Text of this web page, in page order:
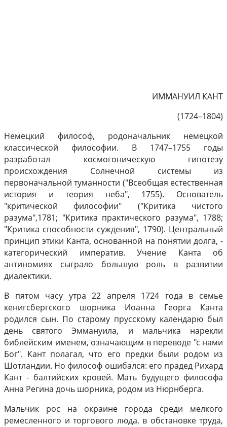
ИММАНУИЛ КАНТ
(1724–1804)
Немецкий философ, родоначальник немецкой
классической философии. В 1747–1755 годы
разработал космогоническую гипотезу
происхождения Солнечной системы из
первоначальной туманности ("Всеобщая естественная
история и теория неба", 1755). Основатель
"критической философии" ("Критика чистого
разума",1781; "Критика практического разума", 1788;
"Критика способности суждения", 1790). Центральный
принцип этики Канта, основанной на понятии долга, -
категорический императив. Учение Канта об
антиномиях сыграло большую роль в развитии
диалектики.
В пятом часу утра 22 апреля 1724 года в семье
кенигсбергского шорника Иоанна Георга Канта
родился сын. По старому прусскому календарю был
день святого Эммануила, и мальчика нарекли
библейским именем, означающим в переводе "с нами
Бог". Кант полагал, что его предки были родом из
Шотландии. Но философ ошибался: его прадед Рихард
Кант - балтийских кровей. Мать будущего философа
Анна Регина дочь шорника, родом из Нюрнберга.
Мальчик рос на окраине города среди мелкого
ремесленного и торгового люда, в обстановке труда,